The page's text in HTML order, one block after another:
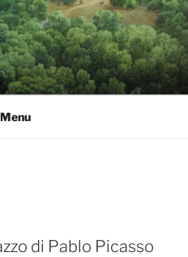
e imparare ad amarle
Menu
di Pablo Picasso